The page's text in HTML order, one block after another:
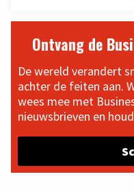
Ontvang de
De wereld verandert
achter de feiten aan.
wees mee met
nieuwsbrieven en